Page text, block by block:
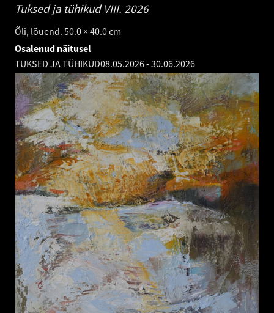
Tuksed ja tühikud VIII. 2026
Õli, lõuend. 50.0 × 40.0 cm
Osalenud näitusel
TUKSED JA TÜHIKUD08.05.2026-30.06.2026